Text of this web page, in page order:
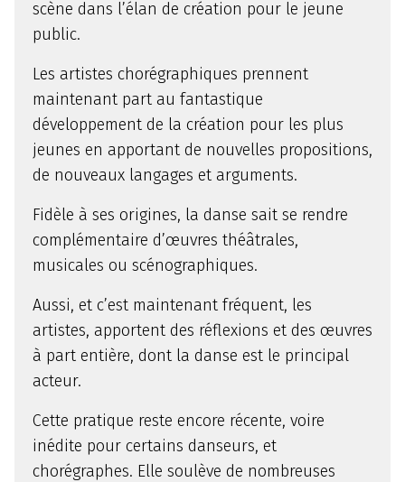
scène dans l’élan de création pour le jeune
public.
Les artistes chorégraphiques prennent
maintenant part au fantastique
développement de la création pour les plus
jeunes en apportant de nouvelles propositions,
de nouveaux langages et arguments.
Fidèle à ses origines, la danse sait se rendre
complémentaire d’œuvres théâtrales,
musicales ou scénographiques.
Aussi, et c’est maintenant fréquent, les
artistes, apportent des réflexions et des œuvres
à part entière, dont la danse est le principal
acteur.
Cette pratique reste encore récente, voire
inédite pour certains danseurs, et
chorégraphes. Elle soulève de nombreuses